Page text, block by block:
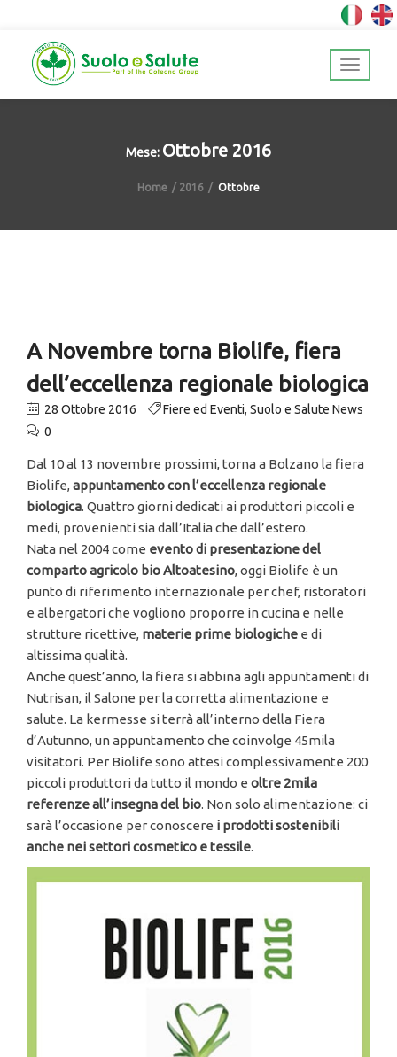
Mese: Ottobre 2016
Home 2016 Ottobre
A Novembre torna Biolife, fiera
dell’eccellenza regionale biologica
28 Ottobre 2016 Fiere ed Eventi, Suolo e Salute News
0
Dal 10 al 13 novembre prossimi, torna a Bolzano la fiera
Biolife,appuntamento con l’eccellenza regionale
biologica. Quattro giorni dedicati ai produttori piccoli e
medi, provenienti sia dall’Italia che dall’estero.
Nata nel 2004 come evento di presentazione del
comparto agricolo bio Altoatesino, oggi Biolife è un
punto di riferimento internazionale per chef, ristoratori
e albergatori che vogliono proporre in cucina e nelle
strutture ricettive, materie prime biologiche e di
altissima qualità.
Anche quest’anno, la fiera si abbina agli appuntamenti di
Nutrisan, il Salone per la corretta alimentazione e
salute. La kermesse si terrà all’interno della Fiera
d’Autunno, un appuntamento che coinvolge 45mila
visitatori. Per Biolife sono attesi complessivamente 200
piccoli produttori da tutto il mondo e oltre 2mila
referenze all’insegna del bio. Non solo alimentazione: ci
sarà l’occasione per conoscere i prodotti sostenibili
anche nei settori cosmetico e tessile.